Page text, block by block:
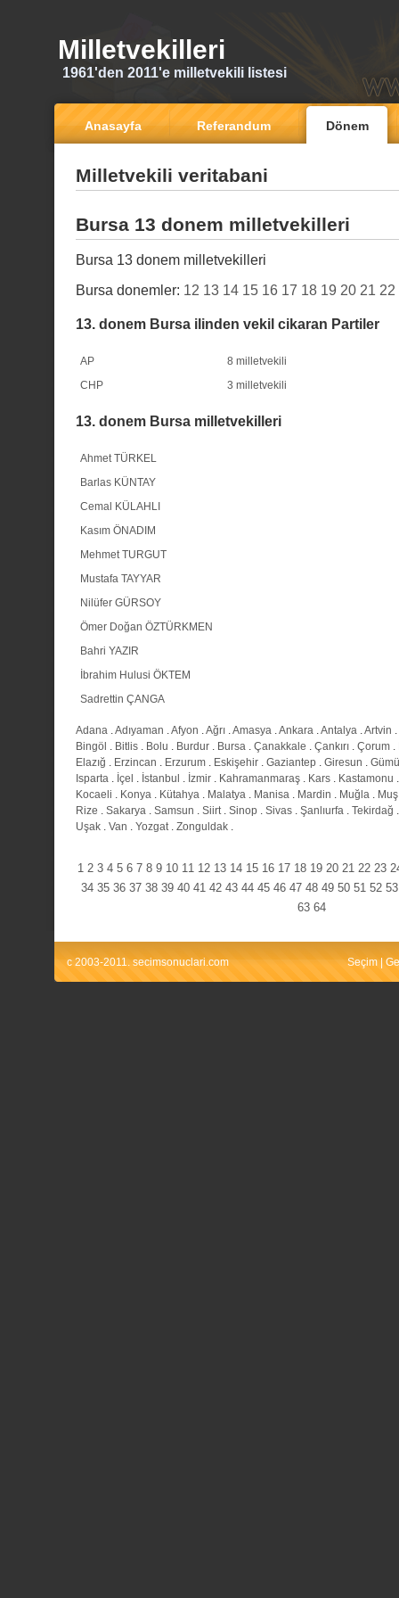
Milletvekilleri
1961'den 2011'e milletvekili listesi
Anasayfa Referandum Dönem
Milletvekili veritabani
Bursa 13 donem milletvekilleri
Bursa 13 donem milletvekilleri
Bursa donemler: 12 13 14 15 16 17 18 19 20 21 22
13. donem Bursa ilinden vekil cikaran Partiler
AP
8 milletvekili
CHP
3 milletvekili
13. donem Bursa milletvekilleri
Ahmet TÜRKEL
Barlas KÜNTAY
Cemal KÜLAHLI
Kasım ÖNADIM
Mehmet TURGUT
Mustafa TAYYAR
Nilüfer GÜRSOY
Ömer Doğan ÖZTÜRKMEN
Bahri YAZIR
İbrahim Hulusi ÖKTEM
Sadrettin ÇANGA
Adana .Adıyaman .Afyon .Ağrı .Amasya .Ankara .Antalya .Artvin .
Bingöl . Bitlis . Bolu . Burdur . Bursa . Çanakkale . Çankırı . Çorum .
Elazığ . Erzincan . Erzurum . Eskişehir . Gaziantep . Giresun .
Isparta . İçel . İstanbul . İzmir . Kahramanmaraş . Kars . Kastamonu
Kocaeli . Konya . Kütahya . Malatya . Manisa . Mardin . Muğla . Muş
Rize . Sakarya . Samsun . Siirt. Sinop . Sivas . Şanlıurfa . Tekirdağ
Uşak . Van . Yozgat. Zonguldak .
1 2 3 4 5 6 7 8 9 10 11 12 13 14 15 16 17 18 19 20 21 22 23
34 35 36 37 38 39 40 41 42 43 44 45 46 47 48 49 50 51 52 53
63 64
c 2003-2011. secimsonuclari.com Seçim |